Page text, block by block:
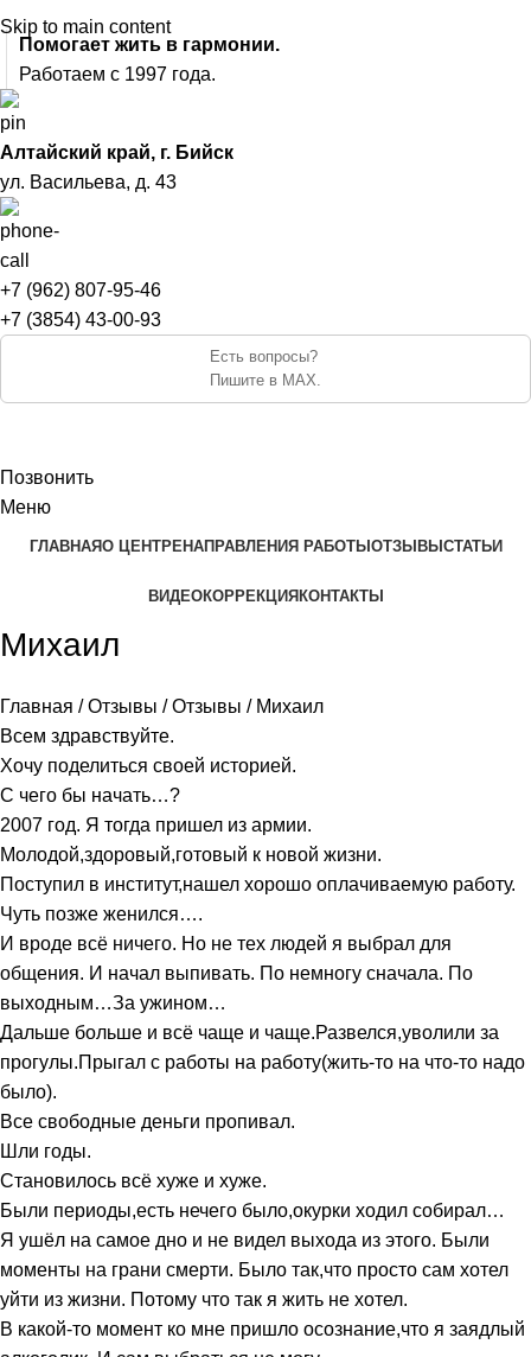
Skip to main content
Помогает жить в гармонии.
Работаем с 1997 года.
Алтайский край, г. Бийск
ул. Васильева, д. 43
+7 (962) 807-95-46
+7 (3854) 43-00-93
Есть вопросы?
Пишите в MAX.
Позвонить
Меню
ГЛАВНАЯО ЦЕНТРЕНАПРАВЛЕНИЯ РАБОТЫ ОТЗЫВЫ СТАТЬИ
ВИДЕОКОРРЕКЦИЯ КОНТАКТЫ
Михаил
Главная /Отзывы /Отзывы / Михаил
Всем здравствуйте.
Хочу поделиться своей историей.
С чего бы начать…?
2007 год. Я тогда пришел из армии.
Молодой,здоровый,готовый к новой жизни.
Поступил в институт,нашел хорошо оплачиваемую работу.
Чуть позже женился….
И вроде всё ничего. Но не тех людей я выбрал для
общения. И начал выпивать. По немногу сначала. По
выходным…За ужином…
Дальше больше и всё чаще и чаще.Развелся,уволили за
прогулы.Прыгал с работы на работу(жить-то на что-то надо
было).
Все свободные деньги пропивал.
Шли годы.
Становилось всё хуже и хуже.
Были периоды,есть нечего было,окурки ходил собирал…
Я ушёл на самое дно и не видел выхода из этого. Были
моменты на грани смерти. Было так,что просто сам хотел
уйти из жизни. Потому что так я жить не хотел.
В какой-то момент ко мне пришло осознание,что я заядлый